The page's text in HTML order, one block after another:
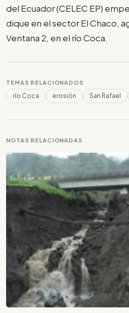
del Ecuador (CELEC EP)
dique en el sector El Chaco,
Ventana 2, en el río Coca.
TEMAS RELACIONADOS
río Coca erosión San Rafael
NOTAS RELACIONADAS